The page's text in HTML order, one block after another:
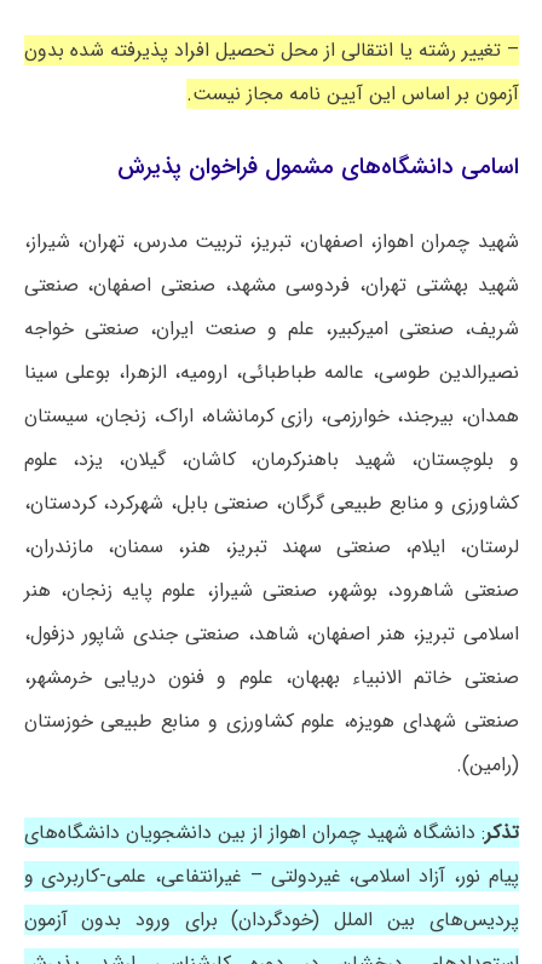
– تغییر رشته یا انتقالی از محل تحصیل افراد پذیرفته شده بدون
آزمون بر اساس این آیین نامه مجاز نیست.
اسامی دانشگاه‌های مشمول فراخوان پذیرش
شهید چمران اهواز، اصفهان، تبریز، تربیت مدرس، تهران، شیراز،
شهید بهشتی تهران، فردوسی مشهد، صنعتی اصفهان، صنعتی
شریف، صنعتی امیرکبیر، علم و صنعت ایران، صنعتی خواجه
نصیرالدین طوسی، عالمه طباطبائی، ارومیه، الزهرا، بوعلی سینا
همدان، بیرجند، خوارزمی، رازی کرمانشاه، اراک، زنجان، سیستان
و بلوچستان، شهید باهنرکرمان، کاشان، گیلان، یزد، علوم
کشاورزی و منابع طبیعی گرگان، صنعتی بابل، شهرکرد، کردستان،
لرستان، ایلام، صنعتی سهند تبریز، هنر، سمنان، مازندران،
صنعتی شاهرود، بوشهر، صنعتی شیراز، علوم پایه زنجان، هنر
اسلامی تبریز، هنر اصفهان، شاهد، صنعتی جندی شاپور دزفول،
صنعتی خاتم الانبیاء بهبهان، علوم و فنون دریایی خرمشهر،
صنعتی شهدای هویزه، علوم کشاورزی و منابع طبیعی خوزستان
(رامین).
تذکر: دانشگاه شهید چمران اهواز از بین دانشجویان دانشگاه‌های
پیام نور، آزاد اسلامی، غیردولتی – غیرانتفاعی، علمی-کاربردی و
پردیس‌های بین الملل (خودگردان) برای ورود بدون آزمون